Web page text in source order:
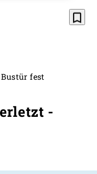
bookmark_border
fest
-